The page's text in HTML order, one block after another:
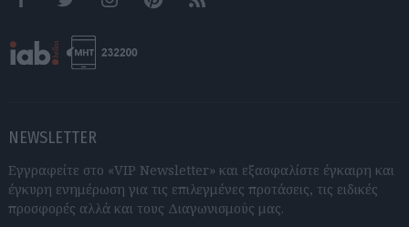
FacebookTwitter InstagramPinterestRSS feeds
NEWSLETTER
Εγγραφείτε στο «VIP Newsletter» και εξασφαλίστε έγκαιρη και
έγκυρη ενημέρωση για τις επιλεγμένες προτάσεις, τις ειδικές
προσφορές αλλά και τους Διαγωνισμούς μας.